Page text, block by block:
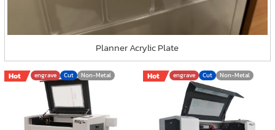
Planner Acrylic Plate
Hot engrave Cut Non-Metal Hot engrave Cut Non-Metal